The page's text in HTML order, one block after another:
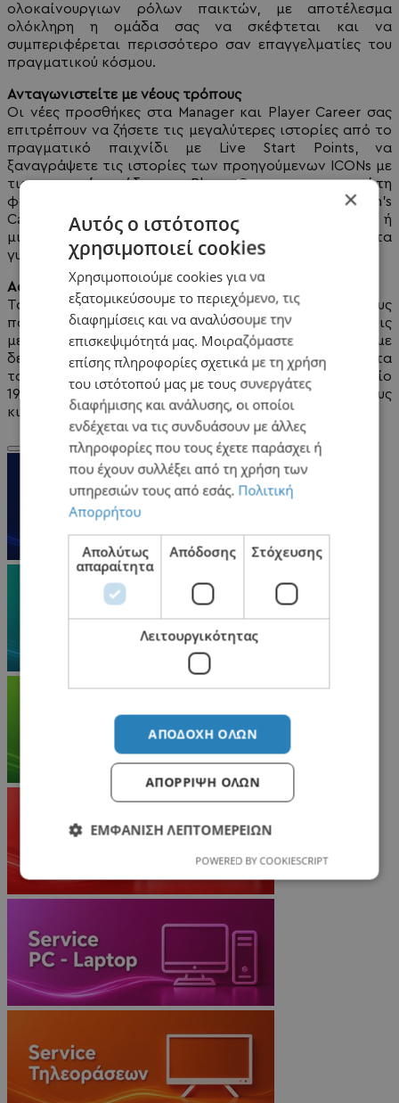
ολοκαίνουργιων ρόλων παικτών, με αποτέλεσμα
ολόκληρη η ομάδα σας να σκέφτεται και να
συμπεριφέρεται περισσότερο σαν επαγγελματίες του
πραγματικού κόσμου.
Ανταγωνιστείτε με νέους τρόπους
Οι νέες προσθήκες στα Manager και Player Career σας
επιτρέπουν να ζήσετε τις μεγαλύτερες ιστορίες από το
πραγματικό παιχνίδι με Live Start Points, να
ξαναγράψετε τις ιστορίες των προηγούμενων ICONs με
τις σημερινές ομάδες στο Player Career και, για πρώτη
φορά, να παίξετε μια αυθεντική εμπειρία Women's
Career, αναλαμβάνοντας τον έλεγχο ενός συλλόγου ή
μιας παίκτριας από τα πέντε κορυφαία πρωταθλήματα
γυναικών.
Ασυναγώνιστη αυθεντικότητα
Το EA SPORTS FC™ 25 διαθέτει τους καλύτερους
παίκτες από τους μεγαλύτερους συλλόγους και τις
μεγαλύτερες διοργανώσεις σε όλο τον κόσμο, με
δεδομένα αγώνων από τα κορυφαία πρωταθλήματα
του κόσμου που καθορίζουν τον τρόπο με τον οποίο
19.000+ παίκτες από 700+ αυθεντικούς συλλόγους
κινούνται, παίζουν και κερδίζουν σε κάθε αγώνα.
×
Αυτός ο ιστότοπος
χρησιμοποιεί cookies
Χρησιμοποιούμε cookies για να
εξατομικεύσουμε το περιεχόμενο, τις
διαφημίσεις και να αναλύσουμε την
επισκεψιμότητά μας. Μοιραζόμαστε
επίσης πληροφορίες σχετικά με τη χρήση
του ιστότοπού μας με τους συνεργάτες
διαφήμισης και ανάλυσης, οι οποίοι
ενδέχεται να τις συνδυάσουν με άλλες
πληροφορίες που τους έχετε παράσχει ή
που έχουν συλλέξει από τη χρήση των
υπηρεσιών τους από εσάς. Πολιτική
Απορρήτου
Απολύτως
απαραίτητα
Απόδοσης Στόχευσης
Λειτουργικότητας
ΑΠΟΔΟΧΉ ΌΛΩΝ
ΑΠΌΡΡΙΨΗ ΌΛΩΝ
ΕΜΦΆΝΙΣΗ ΛΕΠΤΟΜΕΡΕΙΏΝ
POWERED BY COOKIESCRIPT